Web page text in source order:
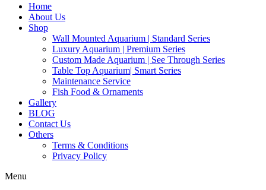
Home
About Us
Shop
Wall Mounted Aquarium | Standard Series
Luxury Aquarium | Premium Series
Custom Made Aquarium | See Through Series
Table Top Aquarium| Smart Series
Maintenance Service
Fish Food & Ornaments
Gallery
BLOG
Contact Us
Others
Terms & Conditions
Privacy Policy
Menu